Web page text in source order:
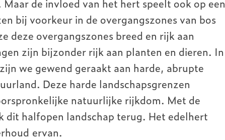
bij voorkeur in de overgangszones van bos
deze overgangszones breed en rijk aan
zijn bijzonder rijk aan planten en dieren. In
we gewend geraakt aan harde, abrupte
Deze harde landschapsgrenzen
natuurlijke rijkdom. Met de
dit halfopen landschap terug. Het edelhert
ervan.